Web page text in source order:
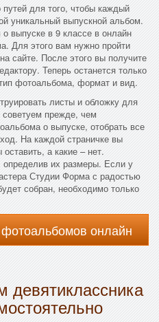
для того, чтобы каждый
уникальный выпускной альбом.
выпуске в 9 классе в онлайн
Для этого вам нужно пройти
сайте. После этого вы получите
Теперь останется только
фотоальбома, формат и вид.
листы и обложку для
прежде, чем
о выпуске, отобрать все
На каждой страничке вы
а какие – нет.
определив их размеры. Если у
Студии Форма с радостью
собран, необходимо только
онлайн
девятиклассника